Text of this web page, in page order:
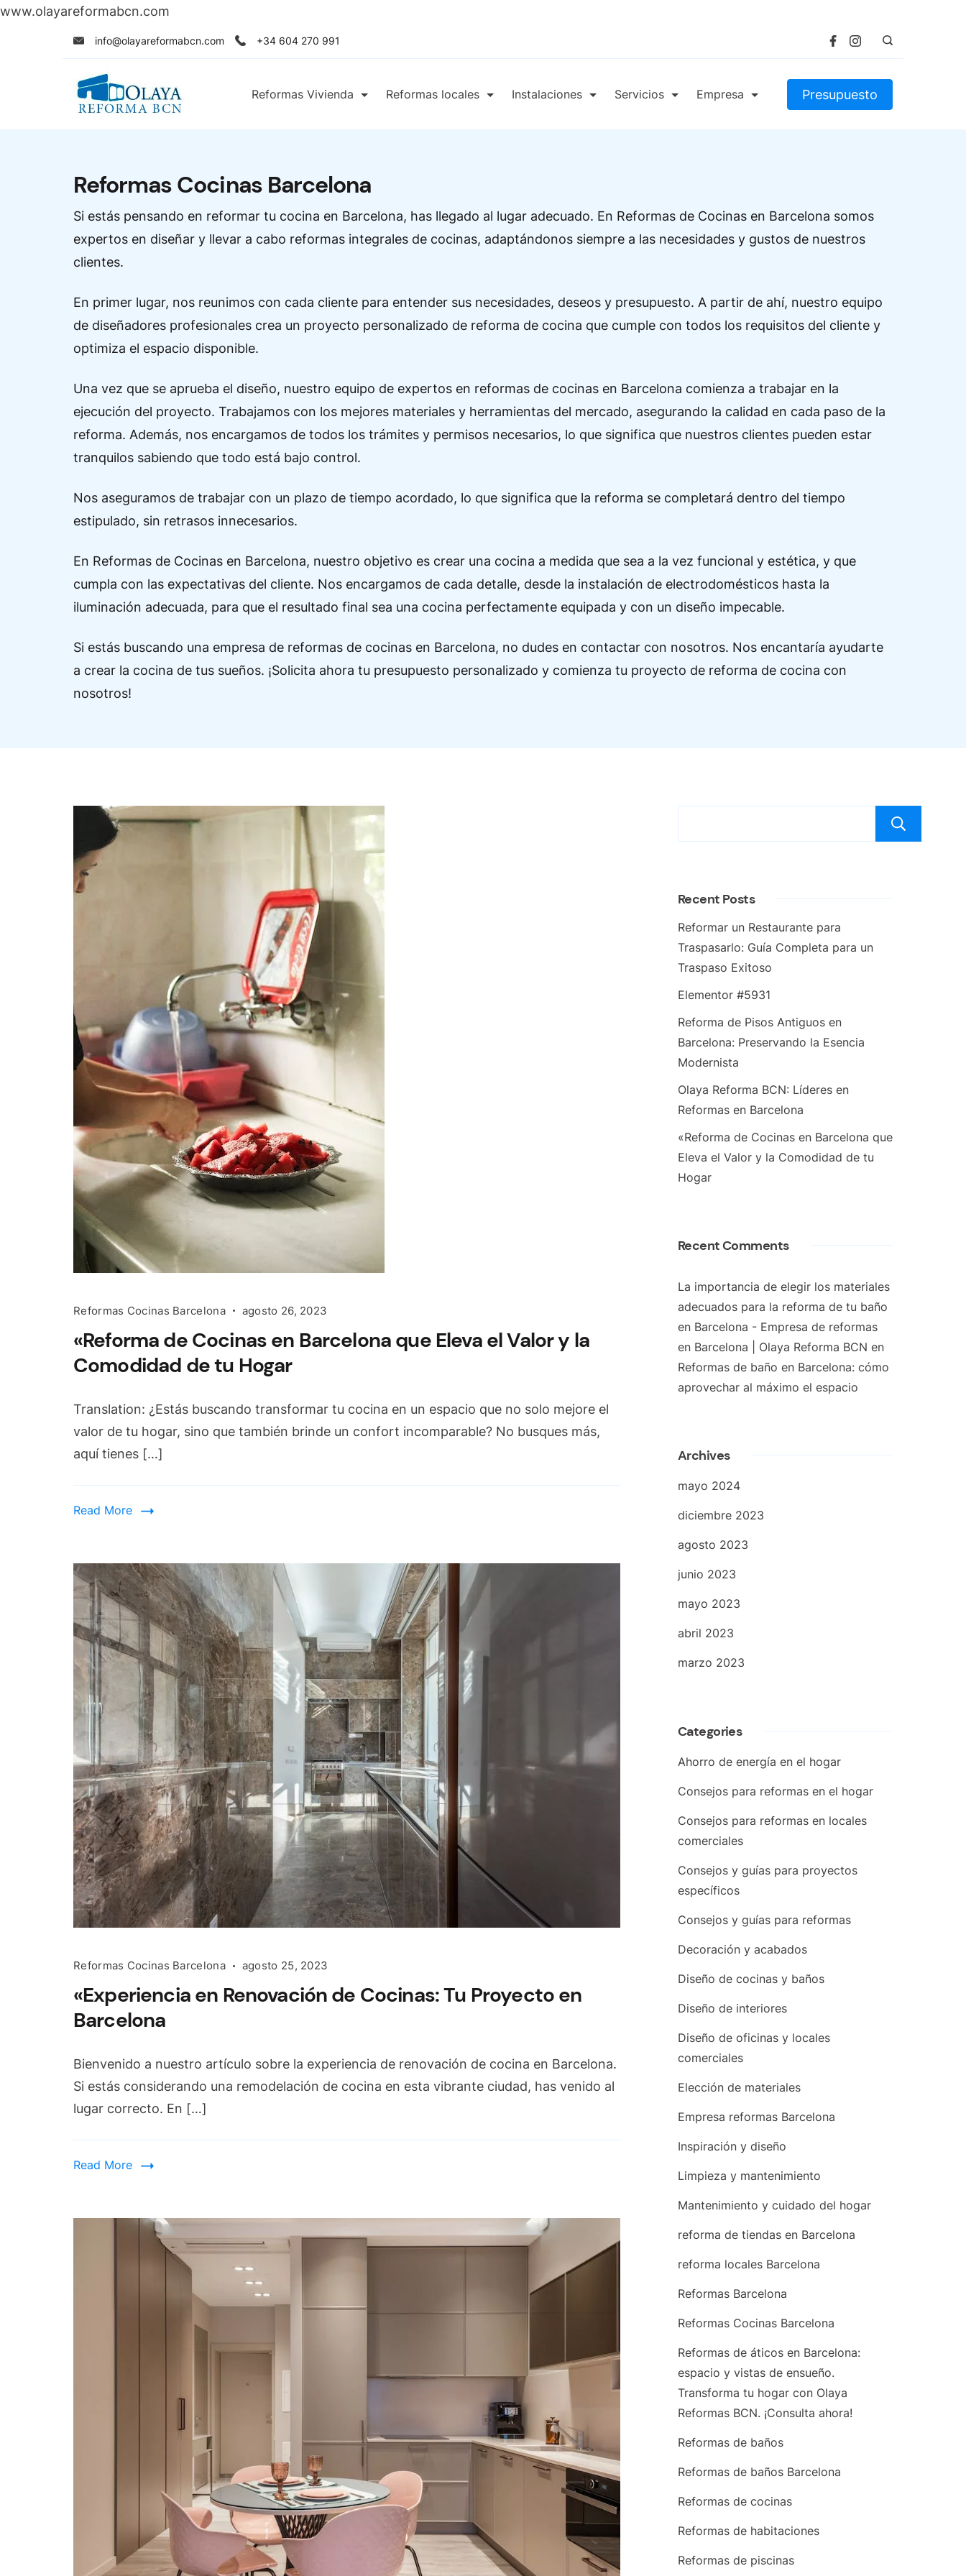
www.olayareformabcn.com
info@olayareformabcn.com +34 604 270 991
Reformas Vivienda Reformas locales Instalaciones Servicios Empresa Presupuesto
Reformas Cocinas Barcelona
Si estás pensando en reformar tu cocina en Barcelona, has llegado al lugar adecuado. En Reformas de Cocinas en Barcelona somos
expertos en diseñar y llevar a cabo reformas integrales de cocinas, adaptándonos siempre a las necesidades y gustos de nuestros
clientes.
En primer lugar, nos reunimos con cada cliente para entender sus necesidades, deseos y presupuesto. A partir de ahí, nuestro equipo
de diseñadores profesionales crea un proyecto personalizado de reforma de cocina que cumple con todos los requisitos del cliente y
optimiza el espacio disponible.
Una vez que se aprueba el diseño, nuestro equipo de expertos en reformas de cocinas en Barcelona comienza a trabajar en la
ejecución del proyecto. Trabajamos con los mejores materiales y herramientas del mercado, asegurando la calidad en cada paso de la
reforma. Además, nos encargamos de todos los trámites y permisos necesarios, lo que significa que nuestros clientes pueden estar
tranquilos sabiendo que todo está bajo control.
Nos aseguramos de trabajar con un plazo de tiempo acordado, lo que significa que la reforma se completará dentro del tiempo
estipulado, sin retrasos innecesarios.
En Reformas de Cocinas en Barcelona, nuestro objetivo es crear una cocina a medida que sea a la vez funcional y estética, y que
cumpla con las expectativas del cliente. Nos encargamos de cada detalle, desde la instalación de electrodomésticos hasta la
iluminación adecuada, para que el resultado final sea una cocina perfectamente equipada y con un diseño impecable.
Si estás buscando una empresa de reformas de cocinas en Barcelona, no dudes en contactar con nosotros. Nos encantaría ayudarte
a crear la cocina de tus sueños. ¡Solicita ahora tu presupuesto personalizado y comienza tu proyecto de reforma de cocina con
nosotros!
Reformas Cocinas Barcelona agosto 26, 2023
«Reforma de Cocinas en Barcelona que Eleva el Valor y la
Comodidad de tu Hogar
Translation: ¿Estás buscando transformar tu cocina en un espacio que no solo mejore el
valor de tu hogar, sino que también brinde un confort incomparable? No busques más,
aquí tienes […]
Read More
Reformas Cocinas Barcelona agosto 25, 2023
«Experiencia en Renovación de Cocinas: Tu Proyecto en
Barcelona
Bienvenido a nuestro artículo sobre la experiencia de renovación de cocina en Barcelona.
Si estás considerando una remodelación de cocina en esta vibrante ciudad, has venido al
lugar correcto. En […]
Read More
Recent Posts
Reformar un Restaurante para
Traspasarlo: Guía Completa para un
Traspaso Exitoso
Elementor #5931
Reforma de Pisos Antiguos en
Barcelona: Preservando la Esencia
Modernista
Olaya Reforma BCN: Líderes en
Reformas en Barcelona
«Reforma de Cocinas en Barcelona que
Eleva el Valor y la Comodidad de tu
Hogar
Recent Comments
La importancia de elegir los materiales
adecuados para la reforma de tu baño
en Barcelona - Empresa de reformas
en Barcelona | Olaya Reforma BCN en
Reformas de baño en Barcelona: cómo
aprovechar al máximo el espacio
Archives
mayo 2024
diciembre 2023
agosto 2023
junio 2023
mayo 2023
abril 2023
marzo 2023
Categories
Ahorro de energía en el hogar
Consejos para reformas en el hogar
Consejos para reformas en locales
comerciales
Consejos y guías para proyectos
específicos
Consejos y guías para reformas
Decoración y acabados
Diseño de cocinas y baños
Diseño de interiores
Diseño de oficinas y locales
comerciales
Elección de materiales
Empresa reformas Barcelona
Inspiración y diseño
Limpieza y mantenimiento
Mantenimiento y cuidado del hogar
reforma de tiendas en Barcelona
reforma locales Barcelona
Reformas Barcelona
Reformas Cocinas Barcelona
Reformas de áticos en Barcelona:
espacio y vistas de ensueño.
Transforma tu hogar con Olaya
Reformas BCN. ¡Consulta ahora!
Reformas de baños
Reformas de baños Barcelona
Reformas de cocinas
Reformas de habitaciones
Reformas de piscinas